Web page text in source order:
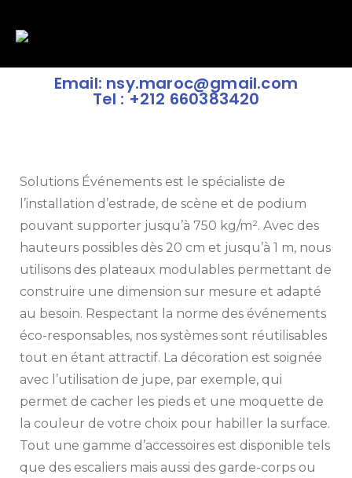
Email: nsy.maroc@gmail.com
Tel : +212 660383420
Solutions Événements est le spécialiste de
l’installation d’estrade, de scène et de podium
pouvant supporter jusqu’à 750 kg/m². Avec des
hauteurs possibles dès 20 cm et jusqu’à 1 m, nous
utilisons des plateaux modulables permettant de
construire une dimension sur mesure et adapté
au besoin. Respectant la norme des événements
éco-responsables, nos systèmes sont réutilisables
tout en étant attractif. La décoration est soignée
avec l’utilisation de jupe, par exemple, qui
permet de cacher les pieds et une moquette de
la couleur de votre choix pour habiller la surface.
Tout une gamme d’accessoires est disponible tels
que des escaliers mais aussi des garde-corps ou